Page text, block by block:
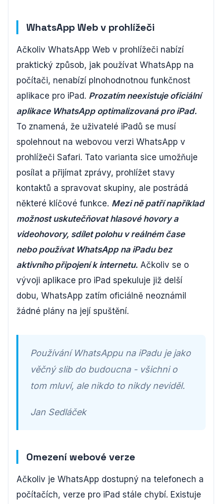
WhatsApp Web v prohlížeči
Ačkoliv WhatsApp Web v prohlížeči nabízí
praktický způsob, jak používat WhatsApp na
počítači, nenabízí plnohodnotnou funkčnost
aplikace pro iPad. Prozatím neexistuje oficiální
aplikace WhatsApp optimalizovaná pro iPad.
To znamená, že uživatelé iPadů se musí
spolehnout na webovou verzi WhatsApp v
prohlížeči Safari. Tato varianta sice umožňuje
posílat a přijímat zprávy, prohlížet stavy
kontaktů a spravovat skupiny, ale postrádá
některé klíčové funkce. Mezi ně patří například
možnost uskutečňovat hlasové hovory a
videohovory, sdílet polohu v reálném čase
nebo používat WhatsApp na iPadu bez
aktivního připojení k internetu. Ačkoliv se o
vývoji aplikace pro iPad spekuluje již delší
dobu, WhatsApp zatím oficiálně neoznámil
žádné plány na její spuštění.
Používání WhatsAppu na iPadu je jako
věčný slib do budoucna - všichni o
tom mluví, ale nikdo to nikdy neviděl.
Jan Sedláček
Omezení webové verze
Ačkoliv je WhatsApp dostupný na telefonech a
počítačích, verze pro iPad stále chybí. Existuje